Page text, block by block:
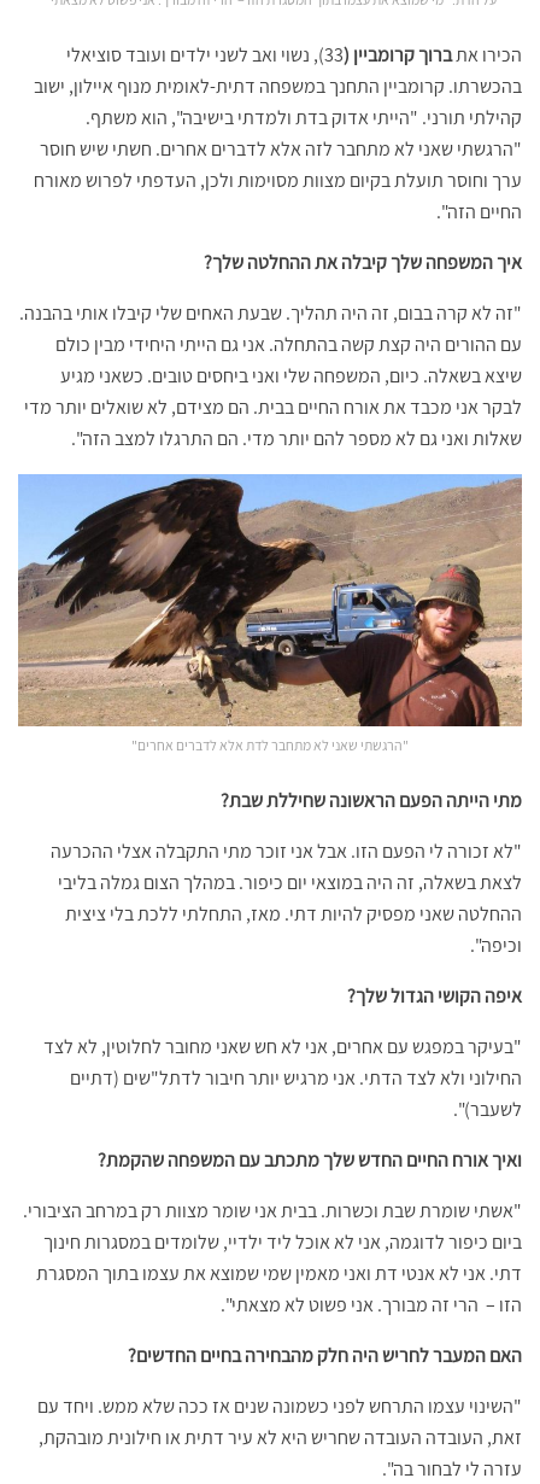
הכירו אתברוך קרומביין (
33), נשוי ואב לשני ילדים ועובד סוציאלי
בהכשרתו. קרומביין התחנך במשפחה דתית-לאומית מנוף איילון, ישוב
קהילתי תורני. "הייתי אדוק בדת ולמדתי בישיבה", הוא משתף.
"הרגשתי שאני לא מתחבר לזה אלא לדברים אחרים. חשתי שיש חוסר
ערך וחוסר תועלת בקיום מצוות מסוימות ולכן, העדפתי לפרוש מאורח
החיים הזה".
איך המשפחה שלך קיבלה את ההחלטה שלך?
"זה לא קרה בבום, זה היה תהליך. שבעת האחים שלי קיבלו אותי בהבנה.
עם ההורים היה קצת קשה בהתחלה. אני גם הייתי היחידי מבין כולם
שיצא בשאלה. כיום, המשפחה שלי ואני ביחסים טובים. כשאני מגיע
לבקר אני מכבד את אורח החיים בבית. הם מצידם, לא שואלים יותר מדי
שאלות ואני גם לא מספר להם יותר מדי. הם התרגלו למצב הזה".
"הרגשתי שאני לא מתחבר לדת אלא לדברים אחרים"
מתי הייתה הפעם הראשונה שחיללת שבת?
"לא זכורה לי הפעם הזו. אבל אני זוכר מתי התקבלה אצלי ההכרעה
לצאת בשאלה, זה היה במוצאי יום כיפור. במהלך הצום גמלה בליבי
ההחלטה שאני מפסיק להיות דתי. מאז, התחלתי ללכת בלי ציצית
וכיפה".
איפה הקושי הגדול שלך?
"בעיקר במפגש עם אחרים, אני לא חש שאני מחובר לחלוטין, לא לצד
החילוני ולא לצד הדתי. אני מרגיש יותר חיבור לדתל"שים (דתיים
לשעבר)".
ואיך אורח החיים החדש שלך מתכתב עם המשפחה שהקמת?
"אשתי שומרת שבת וכשרות. בבית אני שומר מצוות רק במרחב הציבורי.
ביום כיפור לדוגמה, אני לא אוכל ליד ילדיי, שלומדים במסגרות חינוך
דתי. אני לא אנטי דת ואני מאמין שמי שמוצא את עצמו בתוך המסגרת
הזו – הרי זה מבורך. אני פשוט לא מצאתי".
האם המעבר לחריש היה חלק מהבחירה בחיים החדשים?
"השינוי עצמו התרחש לפני כשמונה שנים אז ככה שלא ממש. ויחד עם
זאת, העובדה העובדה שחריש היא לא עיר דתית או חילונית מובהקת,
עזרה לי לבחור בה".